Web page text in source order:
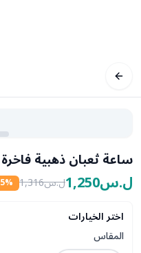
ساعة ثعبان ذهبية فاخرة
ل.س1,250 ل.س1,316 5% Off
اختر الخيارات
المقاس